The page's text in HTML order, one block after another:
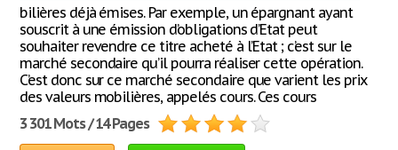
bilières déjà émises. Par exemple, un épargnant ayant
souscrit à une émission d’obligations d’Etat peut
souhaiter revendre ce titre acheté à l’Etat ; c’est sur le
marché secondaire qu’il pourra réaliser cette opération.
C’est donc sur ce marché secondaire que varient les prix
des valeurs mobilières, appelés cours. Ces cours
3 301 Mots / 14 Pages